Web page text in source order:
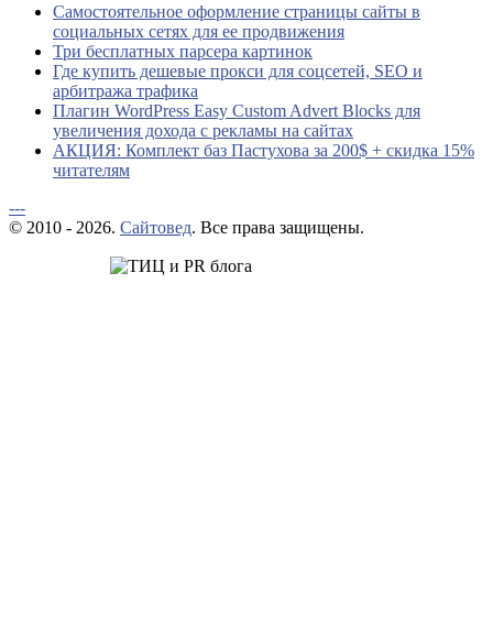
Самостоятельное оформление страницы сайты в
социальных сетях для ее продвижения
Три бесплатных парсера картинок
Где купить дешевые прокси для соцсетей, SEO и
арбитража трафика
Плагин WordPress Easy Custom Advert Blocks для
увеличения дохода с рекламы на сайтах
АКЦИЯ: Комплект баз Пастухова за 200$ + скидка 15%
читателям
---
© 2010 - 2026. Сайтовед. Все права защищены.